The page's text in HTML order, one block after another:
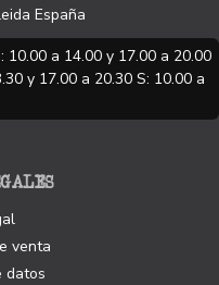
España
10.00 a 14.00 y 17.00 a 20.00
y 17.00 a 20.30 S: 10.00 a
venta
datos